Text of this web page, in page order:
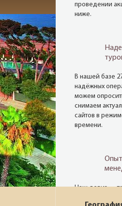
проведении
ниже.
В нашей базе
надёжных
можем
снимаем
сайтов в
времени.
Наш девиз –